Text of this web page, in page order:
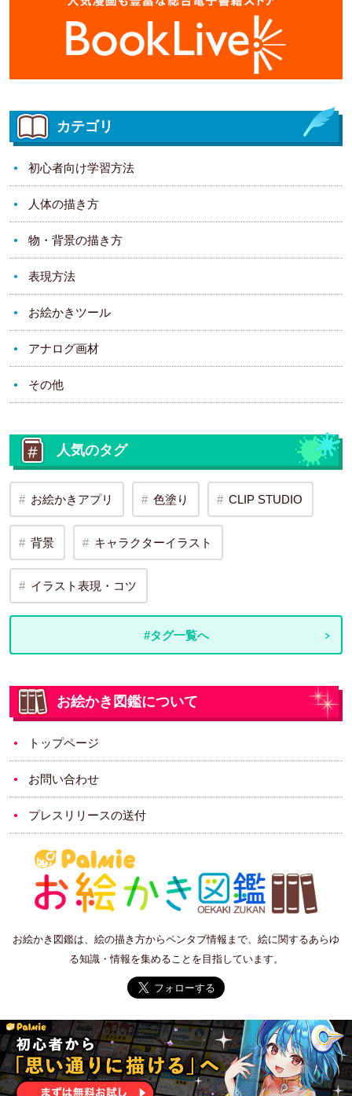
カテゴリ
初心者向け学習方法
人体の描き方
物・背景の描き方
表現方法
お絵かきツール
アナログ画材
その他
人気のタグ
お絵かきアプリ 色塗り CLIP STUDIO
背景 キャラクターイラスト
イラスト表現・コツ
#タグ一覧へ
お絵かき図鑑について
トップページ
お問い合わせ
プレスリリースの送付
お絵かき図鑑は、絵の描き方からペンタブ情報まで、絵に関するあらゆ
る知識・情報を集めることを目指しています。